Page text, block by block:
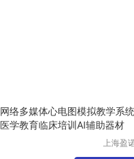
网络多媒体心电图模拟教学系统
医学教育临床培训AI辅助器材
上海盈